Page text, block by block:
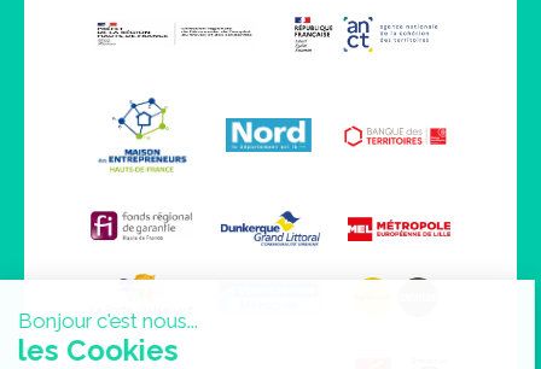
Bonjour c'est nous...
les Cookies